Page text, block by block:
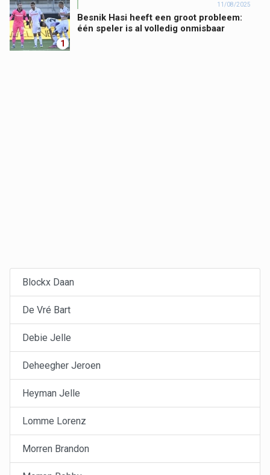
1
11/08/2025
Besnik Hasi heeft een groot probleem:
één speler is al volledig onmisbaar
Blockx Daan
De Vré Bart
Debie Jelle
Deheegher Jeroen
Heyman Jelle
Lomme Lorenz
Morren Brandon